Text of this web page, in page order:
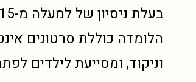
הלומדה כוללת סרטונים
וניקוד, ומסייעת לילדים